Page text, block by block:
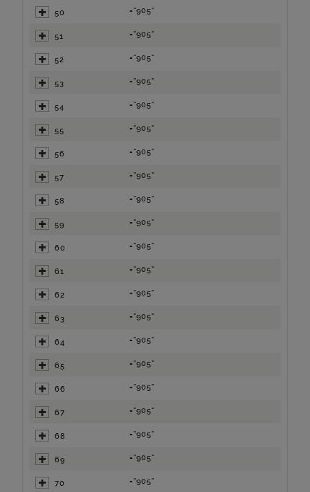
50 ="905"
51 ="905"
52 ="905"
53 ="905"
54 ="905"
55 ="905"
56 ="905"
57 ="905"
58 ="905"
59 ="905"
60 ="905"
61 ="905"
62 ="905"
63 ="905"
64 ="905"
65 ="905"
66 ="905"
67 ="905"
68 ="905"
69 ="905"
70 ="905"